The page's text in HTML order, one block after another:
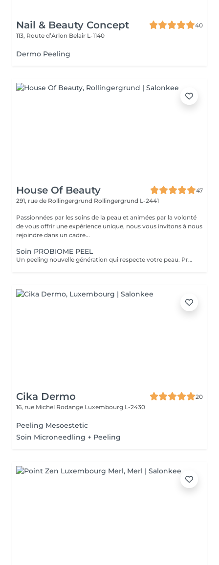
Nail & Beauty Concept
40
113, Route d’Arlon Belair L-1140
Dermo Peeling
House Of Beauty
47
291, rue de Rollingergrund Rollingergrund L-2441
Passionnées par les soins de la peau et animées par la volonté
de vous offrir une expérience unique, nous vous invitons à nous
rejoindre dans un cadre...
Soin PROBIOME PEEL
Un peeling nouvelle génération qui respecte votre peau. Probiome Peel associe la puissance d'un peeling sur-mesure à une restauration profonde du microbiome cutané. 5 peelings personnalisés selon votre type de peau et vos besoins (éclat, imperfections, taches, rides, texture irrégulière). Action renouvelante, lissante et clarifiante tout en renforçant la barrière cutanée. Formule enrichie en Multibiotic Complex, qui équilibre la flore cutanée et prévient les irritations. Rituel Post-Peeling (kit 7 Days) intégré dans le prix du soin. Aide à restaurer la peau, renforcer la barrière cutanée et préserver les résultats obtenus en cabine. Résultat : Effet « peau neuve » durable et éclat du teint retrouvé. Une peau plus lumineuse, plus lisse et visiblement renouvelée dès la première séance, sans irritations.
Cika Dermo
20
16, rue Michel Rodange Luxembourg L-2430
Peeling Mesoestetic
Soin Microneedling + Peeling